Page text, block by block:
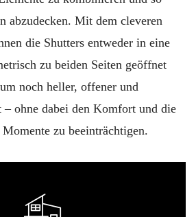
abzudecken. Mit dem cleveren
die Shutters entweder in eine
zu beiden Seiten geöffnet
noch heller, offener und
– ohne dabei den Komfort und die
zu beeinträchtigen.